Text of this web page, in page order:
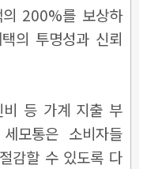
200%를 보상하
의 투명성과 신뢰
비 등 가계 지출 부
모통은 소비자들
감할 수 있도록 다